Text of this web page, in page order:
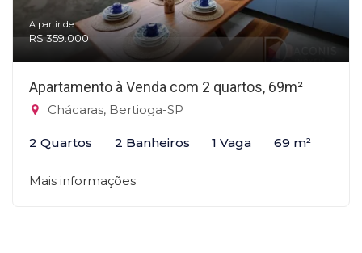
A partir de:
R$ 359.000
Apartamento à Venda com 2 quartos, 69m²
Chácaras, Bertioga-SP
2 Quartos 2 Banheiros 1 Vaga 69 m²
Mais informações